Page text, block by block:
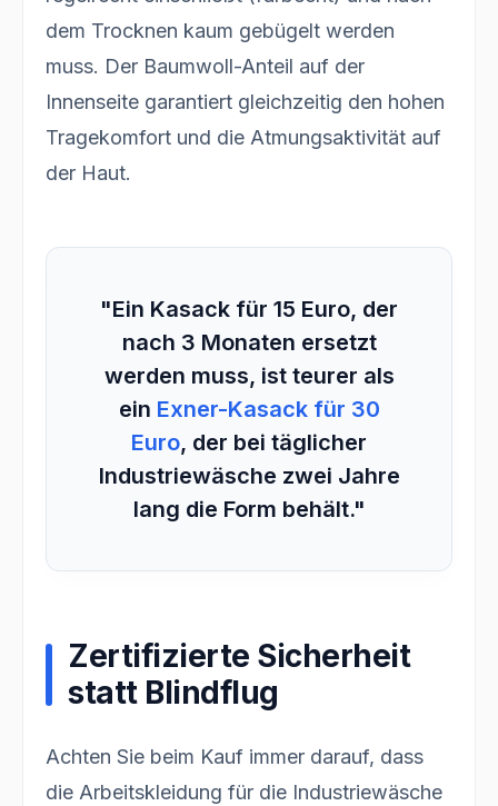
dem Trocknen kaum gebügelt werden
muss. Der Baumwoll-Anteil auf der
Innenseite garantiert gleichzeitig den hohen
Tragekomfort und die Atmungsaktivität auf
der Haut.
"Ein Kasack für 15 Euro, der
nach 3 Monaten ersetzt
werden muss, ist teurer als
ein Exner-Kasack für 30
Euro, der bei täglicher
Industriewäsche zwei Jahre
lang die Form behält."
Zertifizierte Sicherheit
statt Blindflug
Achten Sie beim Kauf immer darauf, dass
die Arbeitskleidung für die Industriewäsche